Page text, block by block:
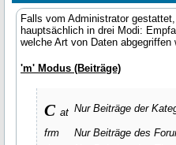
Falls vom Administrator
hauptsächlich in drei Modi:
welche Art von Daten
'm' Modus (Beiträge)
c at Nur Beiträge der
frm
Nur Beiträge des